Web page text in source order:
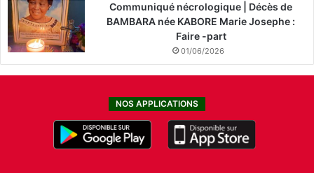
Communiqué nécrologique | Décès de
BAMBARA née KABORE Marie Josephe :
Faire -part
01/06/2026
NOS APPLICATIONS